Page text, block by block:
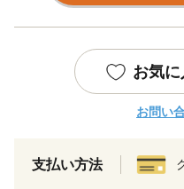
お気
お問い
支払い方法